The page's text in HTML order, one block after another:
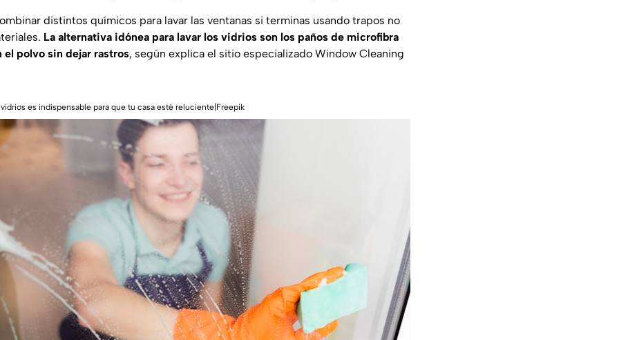
distintos químicos para lavar las ventanas si terminas usando trapos no
La alternativa idónea para lavar los vidrios son los paños de microfibra
el polvo sin dejar rastros, según explica el sitio especializado Window Cleaning
es indispensable para que tu casa esté reluciente|Freepik